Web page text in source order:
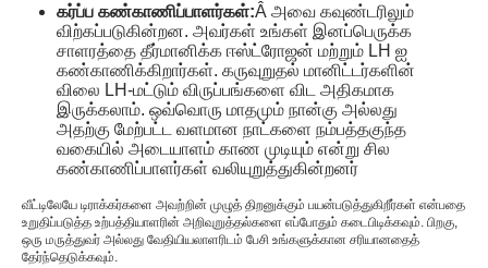
கர்ப்ப கண்காணிப்பாளர்கள்:Â அவை கவுண்டரிலும்
விற்கப்படுகின்றன. அவர்கள் உங்கள் இனப்பெருக்க
சாளரத்தை தீர்மானிக்க ஈஸ்ட்ரோஜன் மற்றும் LH ஐ
கண்காணிக்கிறார்கள். கருவுறுதல் மானிட்டர்களின்
விலை LH-மட்டும் விருப்பங்களை விட அதிகமாக
இருக்கலாம். ஒவ்வொரு மாதமும் நான்கு அல்லது
அதற்கு மேற்பட்ட வளமான நாட்களை நம்பத்தகுந்த
வகையில் அடையாளம் காண முடியும் என்று சில
கண்காணிப்பாளர்கள் வலியுறுத்துகின்றனர்
வீட்டிலேயே டிராக்கர்களை அவற்றின் முழுத் திறனுக்கும் பயன்படுத்துகிறீர்கள் என்பதை
உறுதிப்படுத்த உற்பத்தியாளரின் அறிவுறுத்தல்களை எப்போதும் கடைபிடிக்கவும். பிறகு,
ஒரு மருத்துவர் அல்லது வேதியியலாளரிடம் பேசி உங்களுக்கான சரியானதைத்
தேர்ந்தெடுக்கவும்.